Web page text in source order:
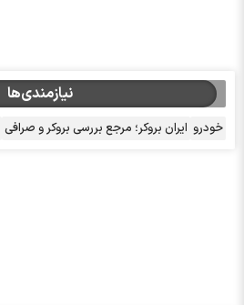
نیازمندی‌ها
خودرو ایران بروکر؛ مرجع بررسی بروکر و صرافی